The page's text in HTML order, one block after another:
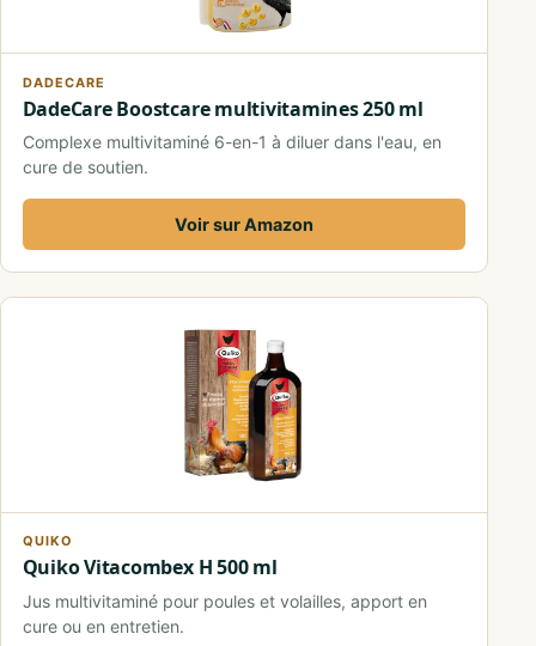
DADECARE
DadeCare Boostcare multivitamines 250 ml
Complexe multivitaminé 6-en-1 à diluer dans l'eau, en
cure de soutien.
Voir sur Amazon
QUIKO
Quiko Vitacombex H 500 ml
Jus multivitaminé pour poules et volailles, apport en
cure ou en entretien.